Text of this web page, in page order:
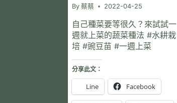
By 蔡蔡 2022-04-25
自己種菜要等很久？來試試一
週就上菜的蔬菜種法 #水耕栽
培 #豌豆苗 #一週上菜
分享此文：
Line Facebook